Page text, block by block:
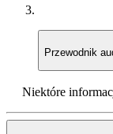
Przewodnik
Niektóre